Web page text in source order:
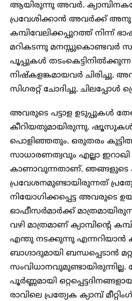
ആയിരുന്നു അവർ.
പ്രവേശിക്കാൻ അവർക്ക് അനു
കമ്പിവേലിക്കപ്പുറത്ത് നിന്ന്
മറികടന്നു മനസ്സുകൊണ്ടവർ
പൂപ്പുകൾ
നിഷ്കളങ്കമായവർ ചിരിച്ചു.
സിഗരറ്റ് ചോദിച്ചു. ചിലപ്പോൾ
അവരുടെ പട്ടാള ഉടുപ്പുകൾ
കീറിയതുമായിരുന്നു.
പൊളിഞ്ഞതും. ഒരുതരം
സാധാരണത്വവും എല്ലാ ഇറാഖി
കാണാവുന്നതാണ്. ഞങ്ങളുടെ
പ്രവേശനമുണ്ടായിരുന്നത്
നിയോഗിക്കപ്പെട്ട അവരുടെ
ഓഫീസർമാർക്ക്
വഴി മാത്രമാണ് ക്യാമ്പിന്റെ
എന്തു നടക്കുന്നു എന്നറിയാൻ
ബാഗ്ദാദുമായി ബന്ധപ്പെടാൻ
പൂർണ്ണമായി
രാവിലെ പ്രത്യേക ക്യാമ്പ്